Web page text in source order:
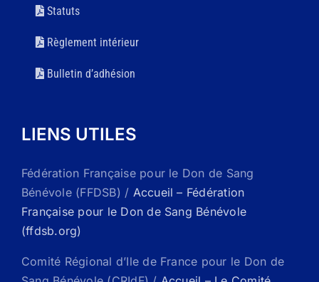
Statuts
Règlement intérieur
Bulletin d’adhésion
LIENS UTILES
Fédération Française pour le Don de Sang
Bénévole (FFDSB) / Accueil – Fédération
Française pour le Don de Sang Bénévole
(ffdsb.org)
Comité Régional d’Ile de France pour le Don de